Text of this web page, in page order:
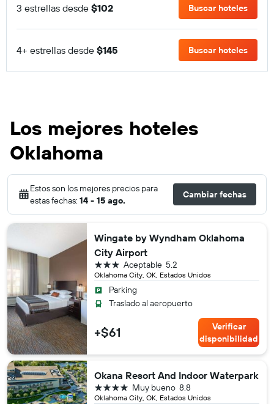
3 estrellas desde $102 Buscar hoteles
4+ estrellas desde $145 Buscar hoteles
Los mejores hoteles
Oklahoma
Estos son los mejores precios para
estas fechas: 14 - 15 ago.
Cambiar fechas
Wingate by Wyndham Oklahoma
City Airport
Oklahoma City, OK, Estados Unidos
5.2
Aceptable
3 estrellas
Parking
Traslado al aeropuerto
+$61
Verificar
disponibilidad
Okana Resort And Indoor Waterpark
Oklahoma City, OK, Estados Unidos
8.8
Muy bueno
4 estrellas